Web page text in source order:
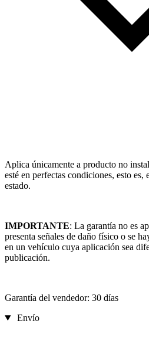
Aplica únicamente a producto no
esté en perfectas condiciones, esto
estado.
IMPORTANTE: La garantía no es
presenta señales de daño físico o se
en un vehículo cuya aplicación sea
publicación.
Garantía del vendedor: 30 días
Envío